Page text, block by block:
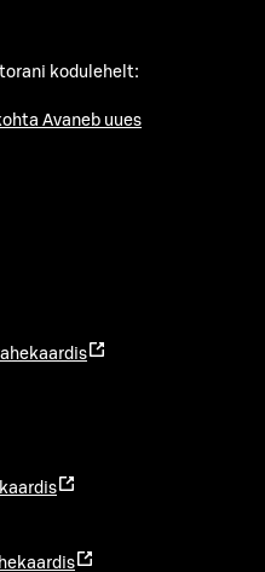
kodulehelt:
Avaneb uues